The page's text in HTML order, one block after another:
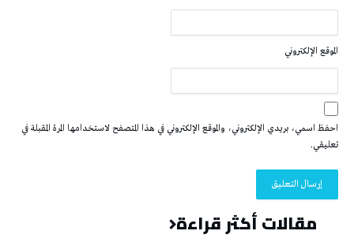
الموقع الإلكتروني
احفظ اسمي، بريدي الإلكتروني، والموقع الإلكتروني في هذا المتصفح لاستخدامها المرة المقبلة في
تعليقي.
مقالات أكثر قراءة